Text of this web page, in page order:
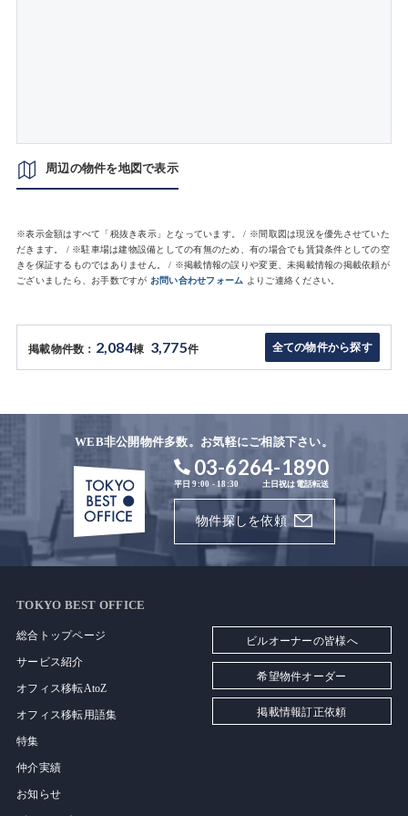
周辺の物件を地図で表示
※表示金額はすべて「税抜き表示」となっています。 / ※間取図は現況を優先させていた
だきます。 / ※駐車場は建物設備としての有無のため、有の場合でも賃貸条件としての空
きを保証するものではありません。 / ※掲載情報の誤りや変更、未掲載情報の掲載依頼が
ございましたら、お手数ですが お問い合わせフォーム よりご連絡ください。
掲載物件数： 2,084棟 3,775件 全ての物件から探す
WEB非公開物件多数。お気軽にご相談下さい。
03-6264-1890
平日 9:00 - 18:30 土日祝は電話転送
物件探しを依頼
TOKYO BEST OFFICE
総合トップページ
サービス紹介
オフィス移転AtoZ
オフィス移転用語集
特集
仲介実績
お知らせ
ビルオーナーの皆様へ
希望物件オーダー
掲載情報訂正依頼